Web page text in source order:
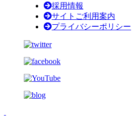
採用情報
サイトご利用案内
プライバシーポリシー